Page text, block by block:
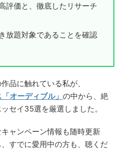
評価と、徹底したリサーチ
放題対象であることを確認
品に触れている私が、
オーディブル」 の中から、絶
セイ35選を厳選しました。
ャンペーン情報も随時更新
すでに愛用中の方も、聴くだ